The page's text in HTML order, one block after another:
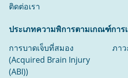
ติดต่อเรา
ประเภทความพิการตามเกณฑ์การ
การบาดเจ็บที่สมอง
(Acquired Brain Injury
(ABI))
ภา